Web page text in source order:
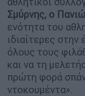
Σμύρνης, ο
ενότητα του
ιδιαίτερες
όλους τους
και να τη
πρώτη φορά
ντοκουμέντα».